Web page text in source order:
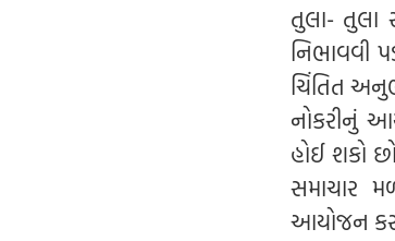
તુલા- તુલા
નિભાવવી
ચિંતિત
નોકરીનું
હોઈ શકો
સમાચાર
આયોજન